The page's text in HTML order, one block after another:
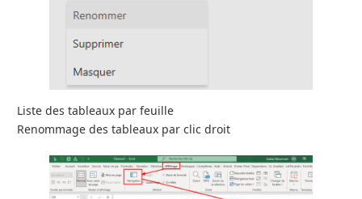
Liste des tableaux par feuille
Renommage des tableaux par clic droit